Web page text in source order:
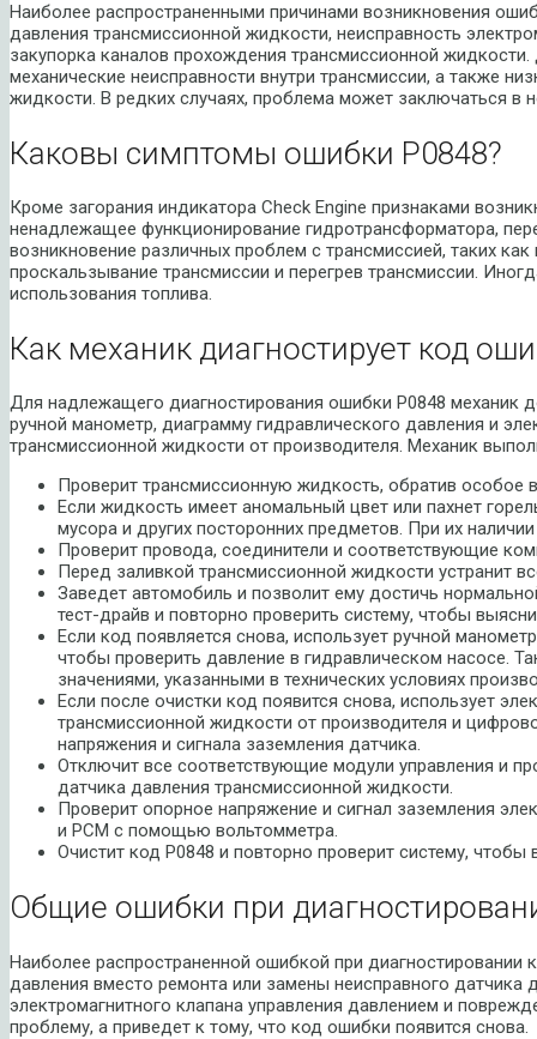
Наиболее распространенными причинами возникновения
давления трансмиссионной жидкости, неисправность
закупорка каналов прохождения трансмиссионной
механические неисправности внутри трансмиссии, а также
жидкости. В редких случаях, проблема может заключаться в
Каковы симптомы ошибки P0848?
Кроме загорания индикатора Check Engine признаками
ненадлежащее функционирование гидротрансформатора,
возникновение различных проблем с трансмиссией, таких
проскальзывание трансмиссии и перегрев трансмиссии.
использования топлива.
Как механик диагностирует код
Для надлежащего диагностирования ошибки P0848 механик
ручной манометр, диаграмму гидравлического давления и
трансмиссионной жидкости от производителя. Механик
Проверит трансмиссионную жидкость, обратив особое
Если жидкость имеет аномальный цвет или пахнет
мусора и других посторонних предметов. При их
Проверит провода, соединители и соответствующие
Перед заливкой трансмиссионной жидкости устранит
Заведет автомобиль и позволит ему достичь
тест-драйв и повторно проверить систему, чтобы
Если код появляется снова, использует ручной
чтобы проверить давление в гидравлическом насосе.
значениями, указанными в технических условиях
Если после очистки код появится снова, использует
трансмиссионной жидкости от производителя и
напряжения и сигнала заземления датчика.
Отключит все соответствующие модули управления и
датчика давления трансмиссионной жидкости.
Проверит опорное напряжение и сигнал заземления
и PCM с помощью вольтомметра.
Очистит код P0848 и повторно проверит систему, чтобы
Общие ошибки при
Наиболее распространенной ошибкой при диагностировании
давления вместо ремонта или замены неисправного датчика
электромагнитного клапана управления давлением и
проблему, а приведет к тому, что код ошибки появится снова.